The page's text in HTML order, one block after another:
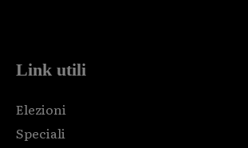
Link utili
Elezioni
Speciali